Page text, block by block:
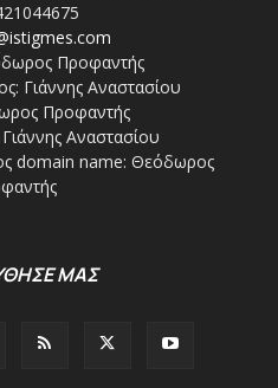
Προφαντής
Γιάννης Αναστασίου
Προφαντής
Αναστασίου
domain name: Θεόδωρος
ΜΑΣ